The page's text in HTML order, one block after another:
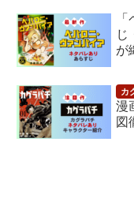
じ
が
漫
図